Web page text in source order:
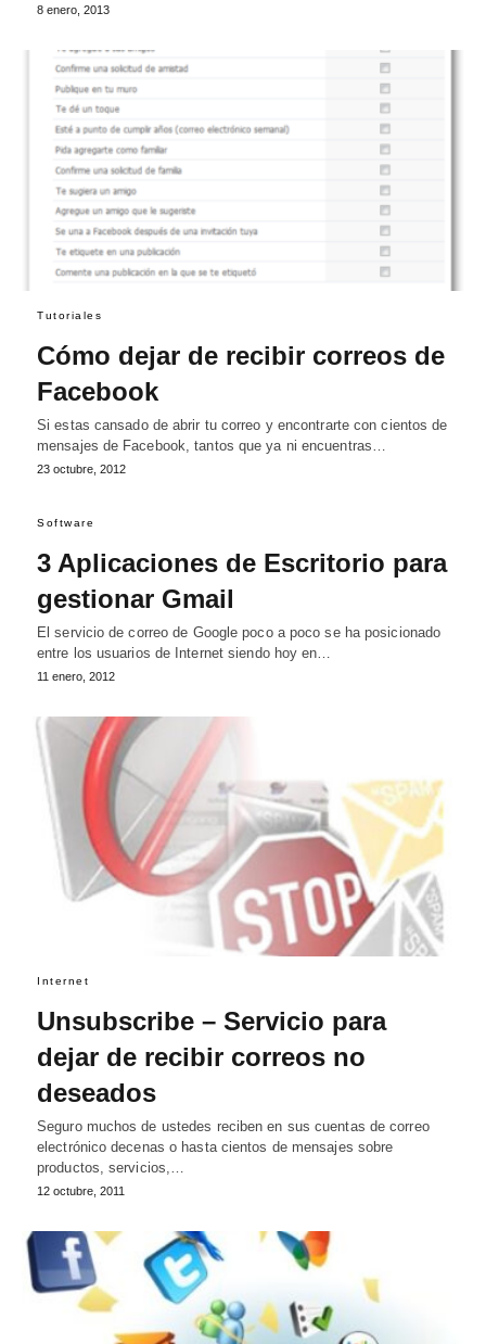
8 enero, 2013
Tutoriales
Cómo dejar de recibir correos de
Facebook
Si estas cansado de abrir tu correo y encontrarte con cientos de
mensajes de Facebook, tantos que ya ni encuentras…
23 octubre, 2012
Software
3 Aplicaciones de Escritorio para
gestionar Gmail
El servicio de correo de Google poco a poco se ha posicionado
entre los usuarios de Internet siendo hoy en…
11 enero, 2012
Internet
Unsubscribe – Servicio para
dejar de recibir correos no
deseados
Seguro muchos de ustedes reciben en sus cuentas de correo
electrónico decenas o hasta cientos de mensajes sobre
productos, servicios,…
12 octubre, 2011